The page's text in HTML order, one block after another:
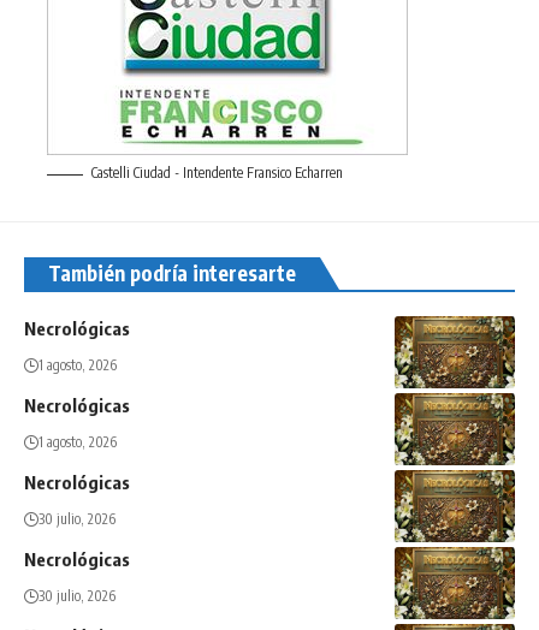
Castelli Ciudad - Intendente Fransico Echarren
También podría interesarte
Necrológicas
1 agosto, 2026
Necrológicas
1 agosto, 2026
Necrológicas
30 julio, 2026
Necrológicas
30 julio, 2026